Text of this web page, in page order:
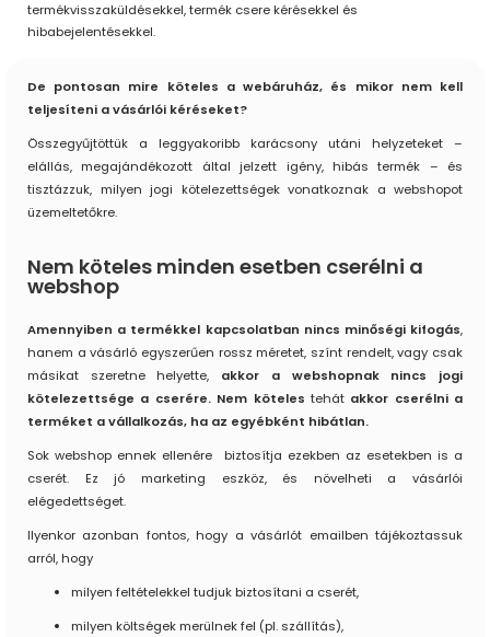
termékvisszaküldésekkel, termék csere kérésekkel és
hibabejelentésekkel.
De pontosan mire köteles a webáruház, és mikor nem kell
teljesíteni a vásárlói kéréseket?
Összegyűjtöttük a leggyakoribb karácsony utáni helyzeteket –
elállás, megajándékozott által jelzett igény, hibás termék – és
tisztázzuk, milyen jogi kötelezettségek vonatkoznak a webshopot
üzemeltetőkre.
Nem köteles minden esetben cserélni a
webshop
Amennyiben a termékkel kapcsolatban nincs minőségi kifogás,
hanem a vásárló egyszerűen rossz méretet, színt rendelt, vagy csak
másikat szeretne helyette, akkor a webshopnak nincs jogi
kötelezettsége a cserére.Nem köteles tehát akkor cserélni a
terméket a vállalkozás, ha az egyébként hibátlan.
Sok webshop ennek ellenére biztosítja ezekben az esetekben is a
cserét. Ez jó marketing eszköz, és növelheti a vásárlói
elégedettséget.
Ilyenkor azonban fontos, hogy a vásárlót emailben tájékoztassuk
arról, hogy
milyen feltételekkel tudjuk biztosítani a cserét,
milyen költségek merülnek fel (pl. szállítás),